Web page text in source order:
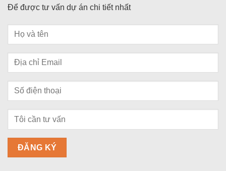
Để được tư vấn dự án chi tiết nhất